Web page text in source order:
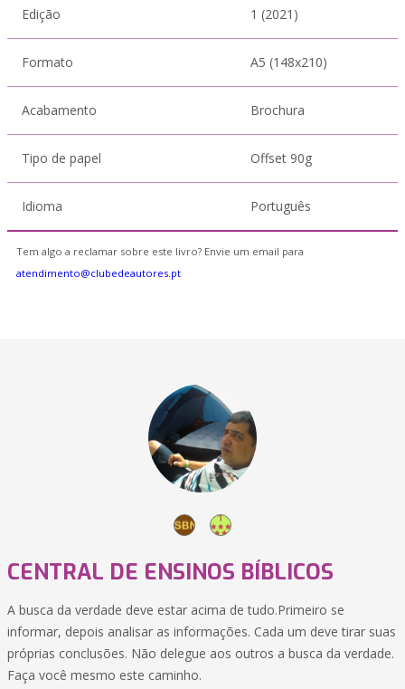
Edição 1 (2021)
Formato A5 (148x210)
Acabamento Brochura
Tipo de papel Offset 90g
Idioma Português
Tem algo a reclamar sobre este livro? Envie um email para
atendimento@clubedeautores.pt
CENTRAL DE ENSINOS BÍBLICOS
A busca da verdade deve estar acima de tudo.Primeiro se
informar, depois analisar as informações. Cada um deve tirar suas
próprias conclusões. Não delegue aos outros a busca da verdade.
Faça você mesmo este caminho.